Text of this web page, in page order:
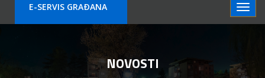
E-SERVIS GRAÐANA
NOVOSTI